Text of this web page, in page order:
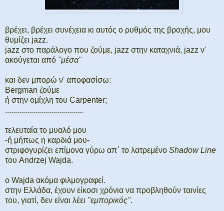
βρέχει, βρέχει συνέχεια κι αυτός ο ρυθμός της βροχής, μου
θυμίζει jazz.
jazz στο παράλογο που ζούμε, jazz στην καταχνιά, jazz ν'
ακούγεται από "μέσα"
και δεν μπορώ ν' αποφασίσω:
Bergman ζούμε
ή στην ομίχλη του Carpenter;
.......................................
τελευταία το μυαλό μου
-ή μήπως η καρδιά μου-
στριφογυρίζει επίμονα γύρω απ΄ το λατρεμένο Shadow Line
του Andrzej Wajda.
ο Wajda ακόμα φιλμογραφεί.
στην Ελλάδα, έχουν είκοσι χρόνια να προβληθούν ταινίες
του, γιατί, δεν είναι λέει "εμπορικός".